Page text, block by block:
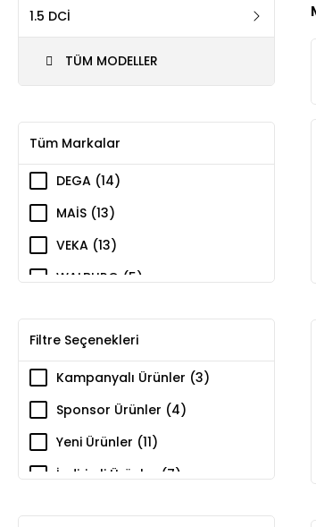
1.5 DCİ
TÜM MODELLER
Tüm Markalar
DEGA (14)
MAİS (13)
VEKA (13)
WALBURG (5)
Filtre Seçenekleri
Kampanyalı Ürünler (3)
Sponsor Ürünler (4)
Yeni Ürünler (11)
İndirimli Ürünler (7)